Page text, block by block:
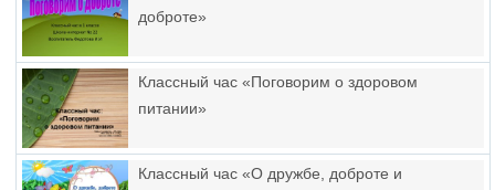
доброте»
Классный час «Поговорим о здоровом
питании»
Классный час «О дружбе, доброте и